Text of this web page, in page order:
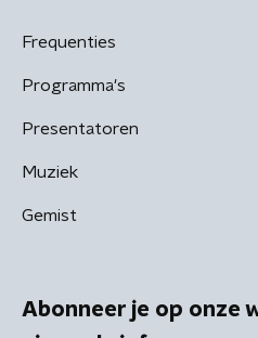
Frequenties
Programma's
Presentatoren
Muziek
Gemist
Abonneer je op onze